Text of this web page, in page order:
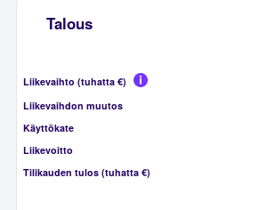
Talous
Liikevaihto (tuhatta €)
Liikevaihdon muutos
Käyttökate
Liikevoitto
Tilikauden tulos (tuhatta €)